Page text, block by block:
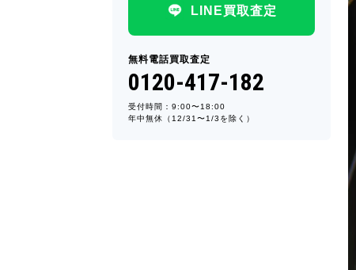
LINE買取査定
無料電話買取査定
0120-417-182
受付時間：9:00〜18:00
年中無休（12/31〜1/3を除く）